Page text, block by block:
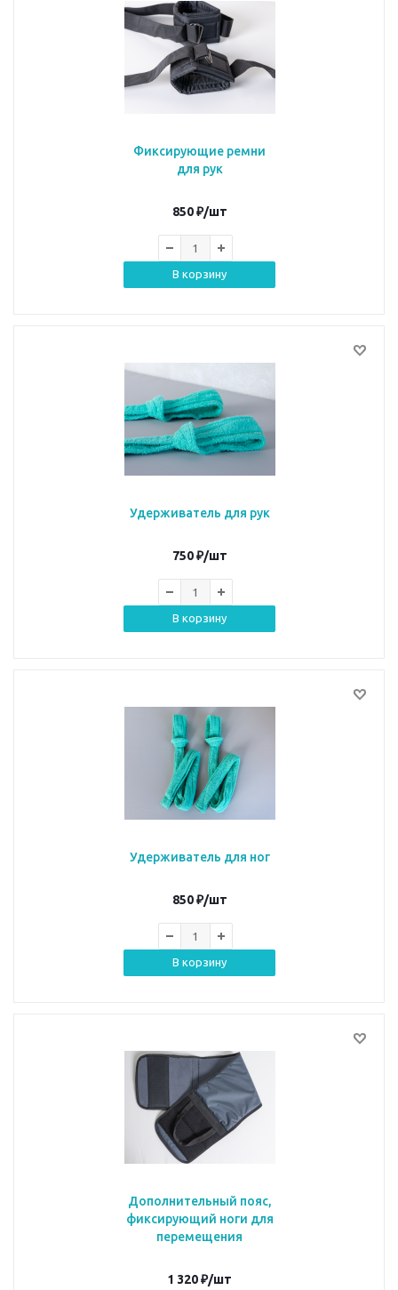
Фиксирующие ремни
для рук
850₽/шт
В корзину
Удерживатель для рук
750₽/шт
В корзину
Удерживатель для ног
850₽/шт
В корзину
Дополнительный пояс,
фиксирующий ноги для
перемещения
1 320₽/шт